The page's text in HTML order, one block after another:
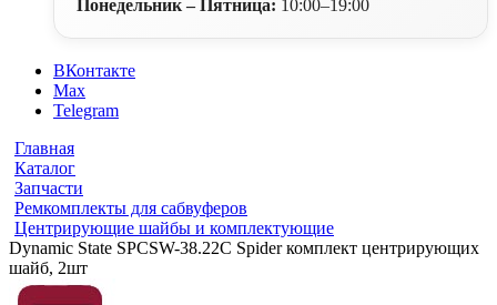
Понедельник – Пятница: 10:00–19:00
ВКонтакте
Max
Telegram
Главная
Каталог
Запчасти
Ремкомплекты для сабвуферов
Центрирующие шайбы и комплектующие
Dynamic State SPCSW-38.22C Spider комплект центрирующих
шайб, 2шт